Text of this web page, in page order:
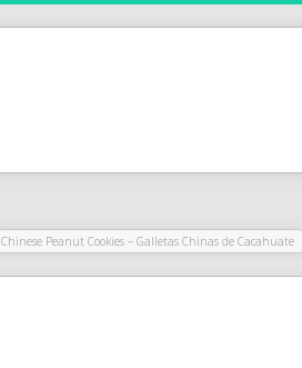
Chinese Peanut Cookies – Galletas Chinas de Cacahuate